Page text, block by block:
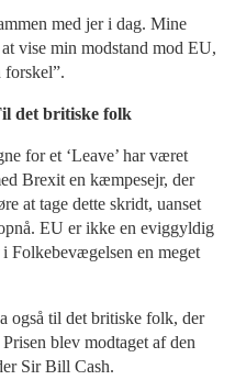
med jer i dag. Mine
vise min modstand mod EU,
forskel”.
det britiske folk
for et ‘Leave’ har været
Brexit en kæmpesejr, der
at tage dette skridt, uanset
EU er ikke en eviggyldig
Folkebevægelsen en meget
også til det britiske folk, der
blev modtaget af den
Sir Bill Cash.